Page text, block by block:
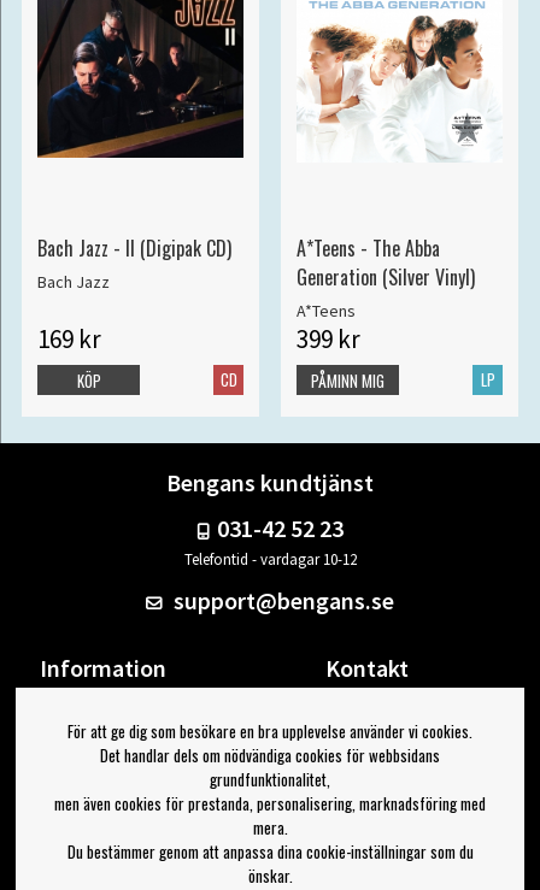
Bach Jazz - II (Digipak CD)
Bach Jazz
169 kr
CD
KÖP
A*Teens - The Abba
Generation (Silver Vinyl)
A*Teens
399 kr
LP
PÅMINN MIG
Bengans kundtjänst
031-42 52 23
Telefontid - vardagar 10-12
support@bengans.se
Information
Om Bengans
FAQ / Köp- & Leveransvillkor
Kontakt
Din sida
Logga ut
Jag vill ha tips från Bengans
För att ge dig som besökare en bra upplevelse använder vi cookies.
Det handlar dels om nödvändiga cookies för webbsidans
grundfunktionalitet,
men även cookies för prestanda, personalisering, marknadsföring med
mera.
Du bestämmer genom att anpassa dina cookie-inställningar som du
önskar.